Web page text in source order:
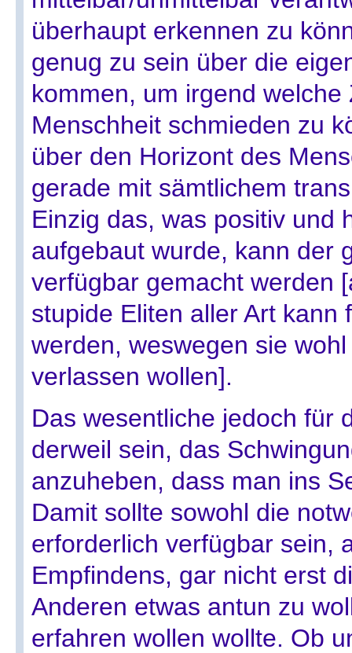
überhaupt erkennen zu
genug zu sein über die
kommen, um irgend
Menschheit schmieden zu
über den Horizont des
gerade mit sämtlichem
Einzig das, was positiv und
aufgebaut wurde, kann der
verfügbar gemacht werden
stupide Eliten aller Art kann
werden, weswegen sie
verlassen wollen].
Das wesentliche jedoch für
derweil sein, das
anzuheben, dass man ins
Damit sollte sowohl die
erforderlich verfügbar sein,
Empfindens, gar nicht erst
Anderen etwas antun zu
erfahren wollen wollte. Ob